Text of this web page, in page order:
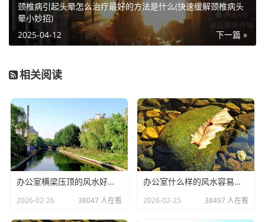
保留证据，与银行联系并要求赔偿，如有需要可以投诉或申
诉，最终可以寻求法律援助。这些步骤将有助于我们维护自
己的合法权益，并促使银行或金融机构履行其提现义务。希
时要保持冷静，依法维护自己的权益。
颈椎病引起头晕怎么治疗最好的方法是什么(快速缓解颈椎病头
晕小妙招)
下一篇 »
2025-04-12
相关阅读
办公室横梁压顶的风水好不好(办公室不良的风水有哪些)
2026-02-26 38047 人在看
办公室什么样的风水容易生病(办公室没有窗户的风水化解小妙招)
2026-02-25 38497 人在看